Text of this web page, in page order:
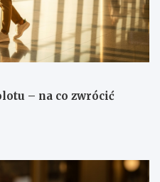
– na co zwrócić